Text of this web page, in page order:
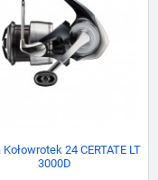
24 CERTATE LT
3000D